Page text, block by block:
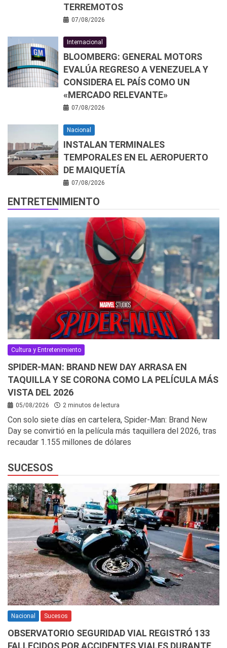
TERREMOTOS
07/08/2026
Internacional
BLOOMBERG: GENERAL MOTORS
EVALÚA REGRESO A VENEZUELA Y
CONSIDERA EL PAÍS COMO UN
«MERCADO RELEVANTE»
07/08/2026
Nacional
INSTALAN TERMINALES
TEMPORALES EN EL AEROPUERTO
DE MAIQUETÍA
07/08/2026
ENTRETENIMIENTO
Cultura y Entretenimiento
SPIDER-MAN: BRAND NEW DAY ARRASA EN
TAQUILLA Y SE CORONA COMO LA PELÍCULA MÁS
VISTA DEL 2026
05/08/2026 2 minutos de lectura
Con solo siete días en cartelera, Spider-Man: Brand New
Day se convirtió en la película más taquillera del 2026, tras
recaudar 1.155 millones de dólares
SUCESOS
Nacional Sucesos
OBSERVATORIO SEGURIDAD VIAL REGISTRÓ 133